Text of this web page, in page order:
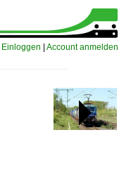
Einloggen Account anmelden